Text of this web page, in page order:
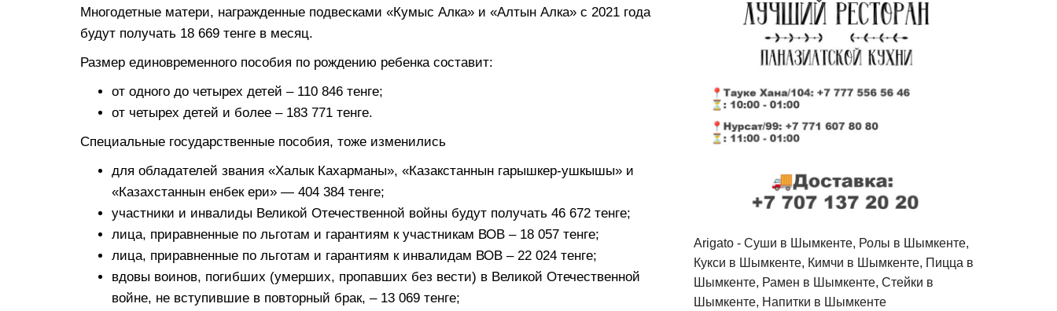
Многодетные матери, награжденные подвесками «Кумыс Алка» и «Алтын Алка» с 2021 года
будут получать 18 669 тенге в месяц.
Размер единовременного пособия по рождению ребенка составит:
от одного до четырех детей – 110 846 тенге;
от четырех детей и более – 183 771 тенге.
Специальные государственные пособия, тоже изменились
для обладателей звания «Халык Кахарманы», «Казакстаннын гарышкер-ушкышы» и
«Казахстаннын енбек ери» — 404 384 тенге;
участники и инвалиды Великой Отечественной войны будут получать 46 672 тенге;
лица, приравненные по льготам и гарантиям к участникам ВОВ – 18 057 тенге;
лица, приравненные по льготам и гарантиям к инвалидам ВОВ – 22 024 тенге;
вдовы воинов, погибших (умерших, пропавших без вести) в Великой Отечественной
войне, не вступившие в повторный брак, – 13 069 тенге;
Arigato - Cуши в Шымкенте, Ролы в Шымкенте,
Кукси в Шымкенте, Кимчи в Шымкенте, Пицца в
Шымкенте, Рамен в Шымкенте, Стейки в
Шымкенте, Напитки в Шымкенте